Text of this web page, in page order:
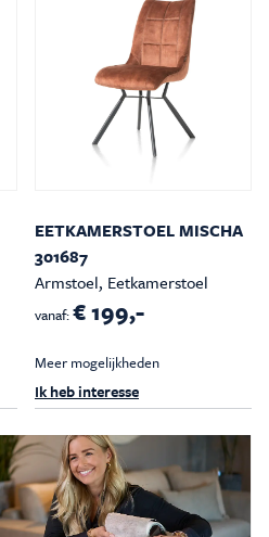
EETKAMERSTOEL MISCHA
301687
Armstoel, Eetkamerstoel
vanaf:€ 199,-
Meer mogelijkheden
Ik heb interesse